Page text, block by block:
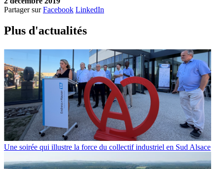
Partager sur Facebook LinkedIn
Plus d'actualités
Une soirée qui illustre la force du collectif industriel en Sud Alsace